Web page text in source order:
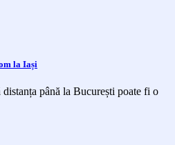
la Iași
până la București poate fi o